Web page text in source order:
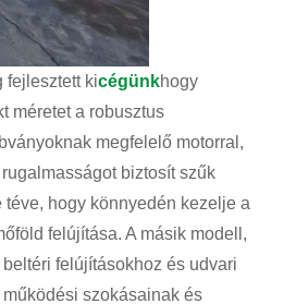
fejlesztett kicégünkhogy
méretet a robusztus
megfelelő motorral,
biztosít szűk
hogy könnyedén kezelje a
felújítása. A másik modell,
felújításokhoz és udvari
szokásainak és